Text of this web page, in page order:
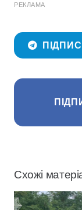
РЕКЛАМА
Схожі